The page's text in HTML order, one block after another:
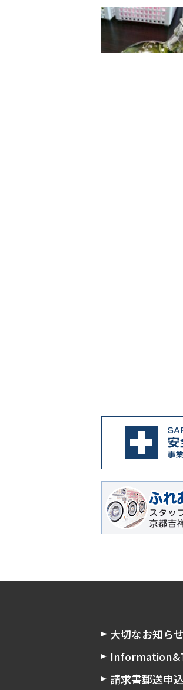
大切なお知らせ
請求書郵送申